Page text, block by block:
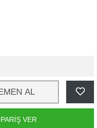
AL
VER